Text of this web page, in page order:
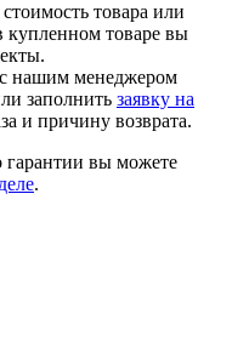
товара или
купленном товаре вы
с нашим менеджером
заполнить заявку на
и причину возврата.
вы можете
.